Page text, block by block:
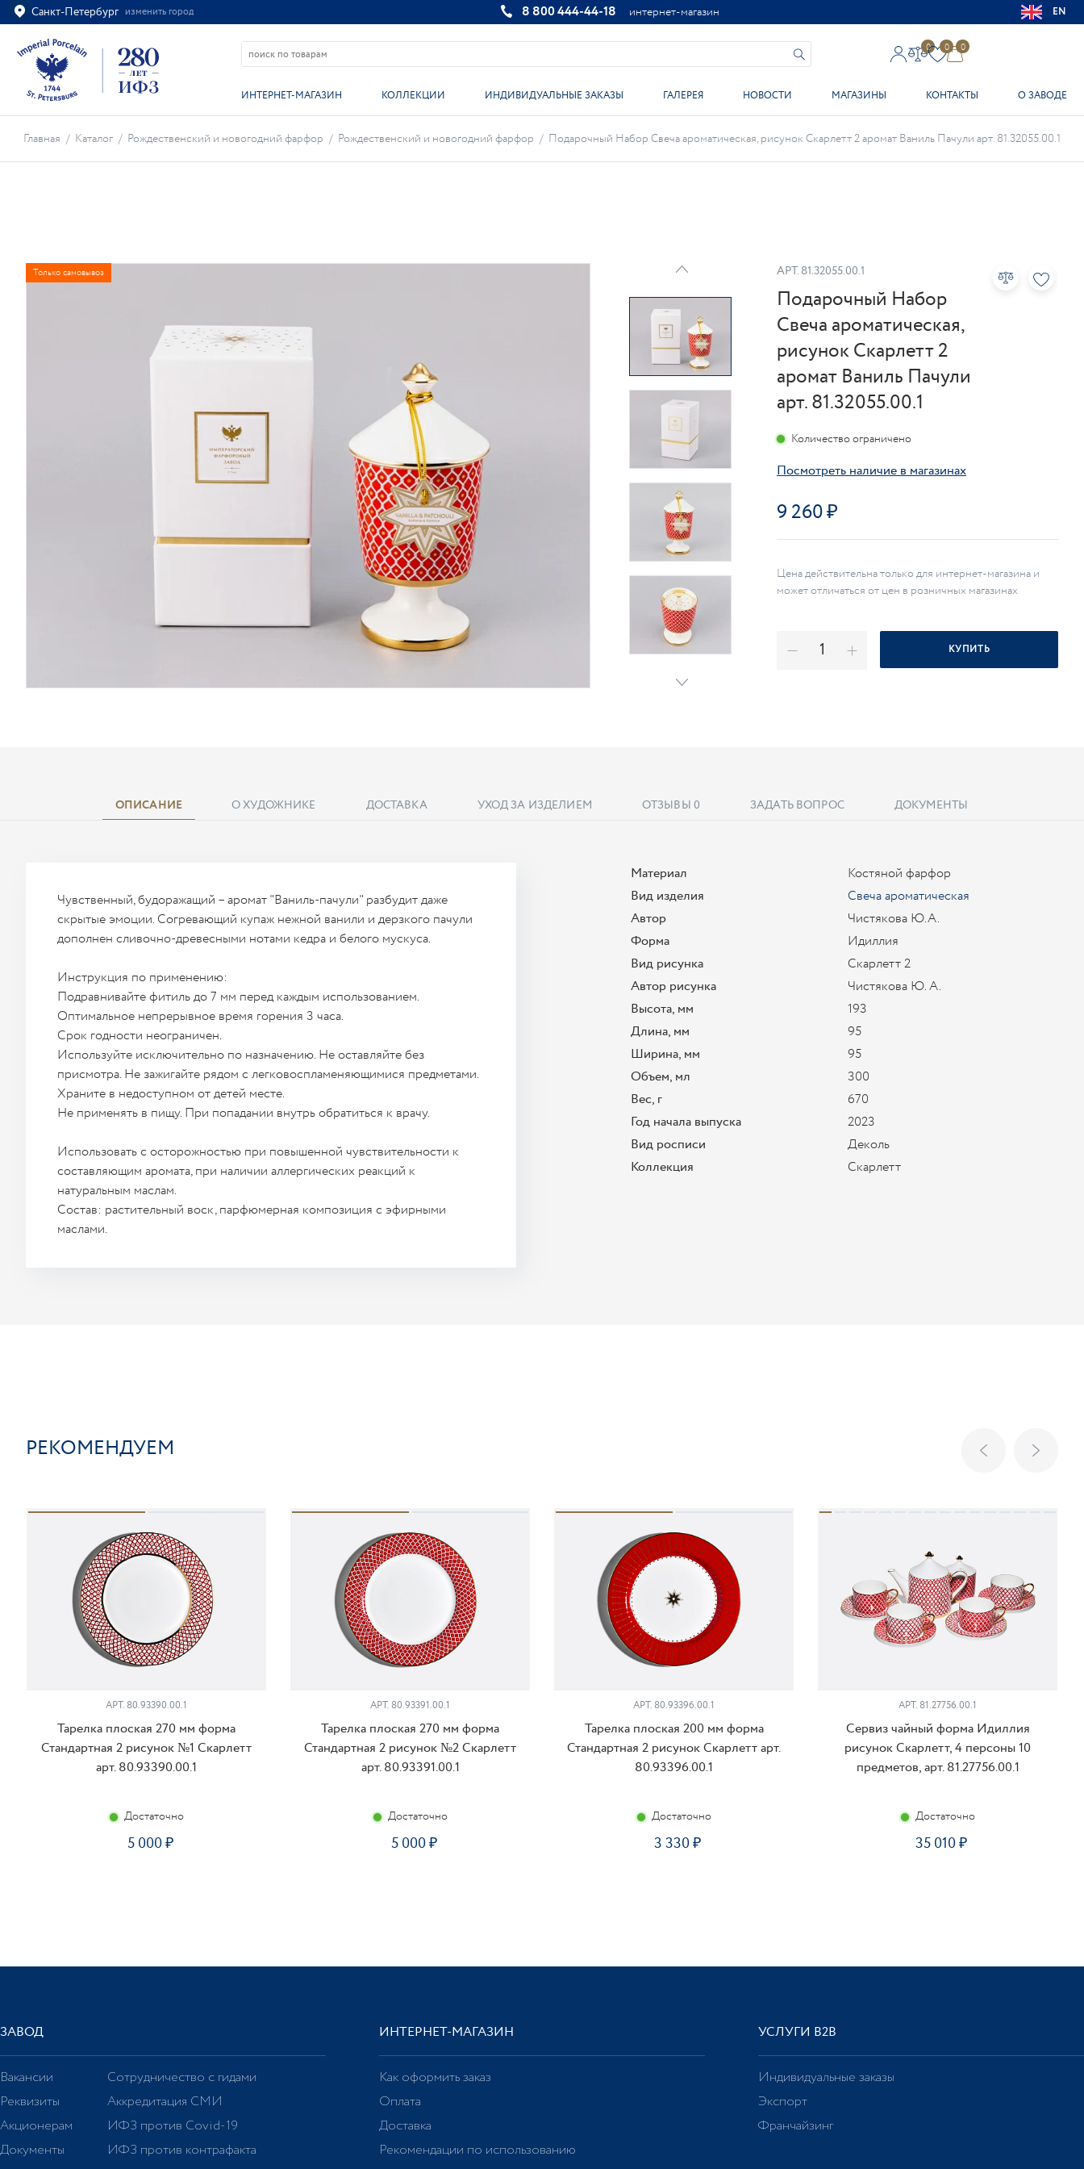
Санкт-Петербург изменить город
Ваш город Санкт-Петербург?
ВСЁ ВЕРНО ИЗМЕНИТЬ
8 800 444-44-18 интернет-магазин EN
0 0 0
ИНТЕРНЕТ-МАГАЗИН КОЛЛЕКЦИИ ИНДИВИДУАЛЬНЫЕ ЗАКАЗЫ ГАЛЕРЕЯ НОВОСТИ МАГАЗИНЫ КОНТАКТЫ О ЗАВОДЕ
Главная / Каталог / Рождественский и новогодний фарфор / Рождественский и новогодний фарфор / Подарочный Набор Свеча ароматическая, рисунок Скарлетт 2 аромат Ваниль Пачули арт. 81.32055.00.1
Только самовывоз АРТ. 81.32055.00.1
Подарочный Набор
Свеча ароматическая,
рисунок Скарлетт 2
аромат Ваниль Пачули
арт. 81.32055.00.1
9 260
Посмотреть наличие в магазинах
Количество ограничено
Цена действительна только для интернет-магазина и
может отличаться от цен в розничных магазинах
КУПИТЬ
ОПИСАНИЕ О ХУДОЖНИКЕ ДОСТАВКА УХОД ЗА ИЗДЕЛИЕМ ОТЗЫВЫ 0 ЗАДАТЬ ВОПРОС ДОКУМЕНТЫ
Чувственный, будоражащий – аромат "Ваниль-пачули" разбудит даже
скрытые эмоции. Согревающий купаж нежной ванили и дерзкого пачули
дополнен сливочно-древесными нотами кедра и белого мускуса.
Инструкция по применению:
Подравнивайте фитиль до 7 мм перед каждым использованием.
Оптимальное непрерывное время горения 3 часа.
Срок годности неограничен.
Используйте исключительно по назначению. Не оставляйте без
присмотра. Не зажигайте рядом с легковоспламеняющимися предметами.
Храните в недоступном от детей месте.
Не применять в пищу. При попадании внутрь обратиться к врачу.
Использовать с осторожностью при повышенной чувствительности к
составляющим аромата, при наличии аллергических реакций к
натуральным маслам.
Состав: растительный воск, парфюмерная композиция с эфирными
маслами.
Материал
Костяной фарфор
Вид изделия
Свеча ароматическая
Автор
Чистякова Ю.А.
Форма
Идиллия
Вид рисунка
Скарлетт 2
Автор рисунка
Чистякова Ю. А.
Высота, мм
193
Длина, мм
95
Ширина, мм
95
Объем, мл
300
Вес, г
670
Год начала выпуска
2023
Вид росписи
Деколь
Коллекция
Скарлетт
РЕКОМЕНДУЕМ
АРТ. 80.93390.00.1
Тарелка плоская 270 мм форма
Стандартная 2 рисунок №1 Скарлетт
арт. 80.93390.00.1
Достаточно
5 000
АРТ. 80.93391.00.1
Тарелка плоская 270 мм форма
Стандартная 2 рисунок №2 Скарлетт
арт. 80.93391.00.1
Достаточно
5 000
АРТ. 80.93396.00.1
Тарелка плоская 200 мм форма
Стандартная 2 рисунок Скарлетт арт.
80.93396.00.1
Достаточно
3 330
АРТ. 81.27756.00.1
Сервиз чайный форма Идиллия
рисунок Скарлетт, 4 персоны 10
предметов, арт. 81.27756.00.1
Достаточно
35 010
ЗАВОД
Вакансии
Реквизиты
Акционерам
Документы
Сотрудничество с гидами
Аккредитация СМИ
ИФЗ против Covid-19
ИФЗ против контрафакта
ИНТЕРНЕТ-МАГАЗИН
Как оформить заказ
Оплата
Доставка
Рекомендации по использованию
УСЛУГИ В2В
Индивидуальные заказы
Экспорт
Франчайзинг